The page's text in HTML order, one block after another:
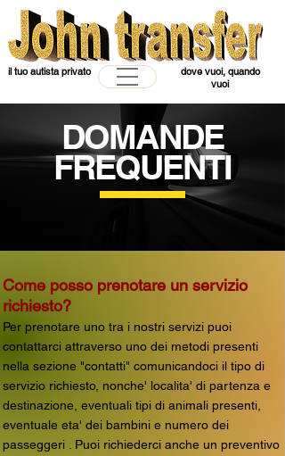
il tuo autista privato
dove vuoi, quando
vuoi
DOMANDE
FREQUENTI
Come posso prenotare un servizio
richiesto?
Per prenotare uno tra i nostri servizi puoi
contattarci attraverso uno dei metodi presenti
nella sezione "contatti" comunicandoci il tipo di
servizio richiesto, nonche' localita' di partenza e
destinazione, eventuali tipi di animali presenti,
eventuale eta' dei bambini e numero dei
passeggeri . Puoi richiederci anche un preventivo